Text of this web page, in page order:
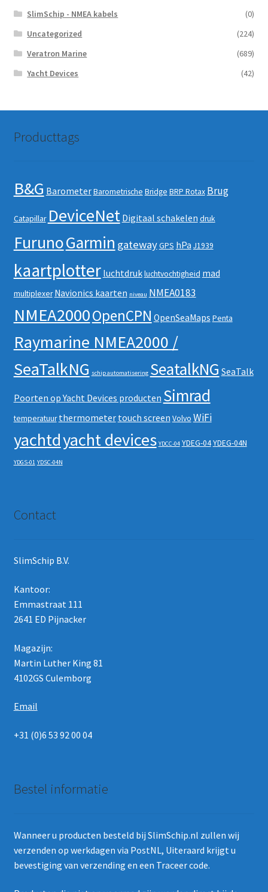
SlimSchip - NMEA kabels
(0)
Uncategorized
(224)
Veratron Marine
(689)
Yacht Devices
(42)
Producttags
B&G BarometerBarometrische Bridge BRP Rotax Brug
Catapillar DeviceNet Digitaal schakelen druk
FurunoGarmin gatewayGPS hPa J1939
kaartplotter luchtdrukluchtvochtigheid mad
multiplexer Navionics kaarten niveau NMEA0183
NMEA2000OpenCPN OpenSeaMaps Penta
Raymarine NMEA2000 /
SeaTalkNG schip automatisering SeatalkNG SeaTalk
Poorten op Yacht Devices producten Simrad
temperatuur thermometer touch screen Volvo WiFi
yachtdyacht devices YDCC-04 YDEG-04YDEG-04N
YDGS-01 YDSC-04N
Contact
SlimSchip B.V.
Kantoor:
Emmastraat 111
2641 ED Pijnacker
Magazijn:
Martin Luther King 81
4102GS Culemborg
Email
+31 (0)6 53 92 00 04
Bestel informatie
Wanneer u producten besteld bij SlimSchip.nl zullen wij
verzenden op werkdagen via PostNL, Uiteraard krijgt u
bevestiging van verzending en een Traceer code.